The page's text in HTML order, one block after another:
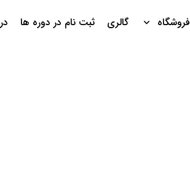
فروشگاه گالری ثبت نام در دوره ها